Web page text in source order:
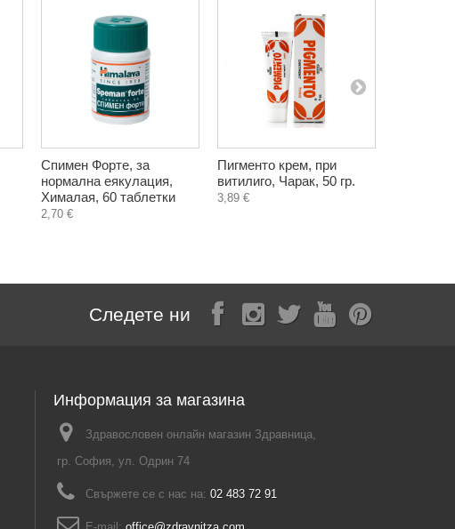
Спимен Форте, за
нормална еякулация,
Хималая, 60 таблетки
2,70 €
Пигменто крем, при
витилиго, Чарак, 50 гр.
3,89 €
Следете ни
Информация за магазина
Здравословен онлайн магазин Здравница,
гр. София, ул. Одрин 74
Свържете се с нас на: 02 483 72 91